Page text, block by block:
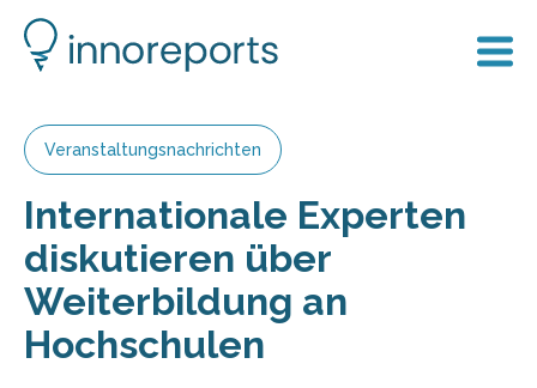
Veranstaltungsnachrichten
Internationale Experten
diskutieren über
Weiterbildung an
Hochschulen